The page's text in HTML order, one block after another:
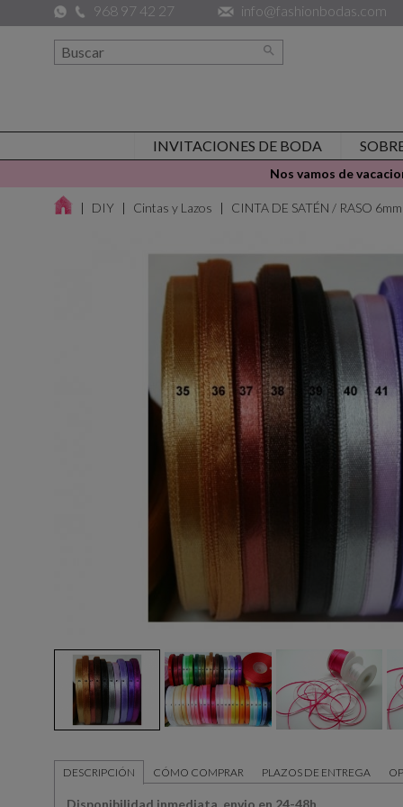
968 97 42 27 info@fashionbodas.com

INVITACIONES DE BODA
Nos vamos de
DIY Cintas y Lazos CINTA DE SATÉN / RASO
DESCRIPCIÓN CÓMO COMPRAR PLAZOS DE ENTREGA
Disponibilidad inmediata, envio en 24-48h